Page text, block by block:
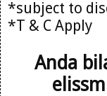
*subject to
*T & C Apply
Anda